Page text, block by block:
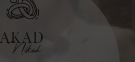
AKAD
Nikah